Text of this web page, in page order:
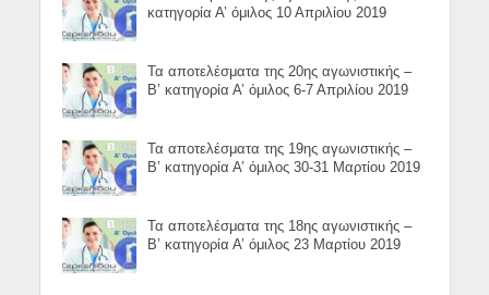
κατηγορία Α’ όμιλος 10 Απριλίου 2019
Τα αποτελέσματα της 20ης αγωνιστικής –
Β’ κατηγορία Α’ όμιλος 6-7 Απριλίου 2019
Τα αποτελέσματα της 19ης αγωνιστικής –
Β’ κατηγορία Α’ όμιλος 30-31 Μαρτίου 2019
Τα αποτελέσματα της 18ης αγωνιστικής –
Β’ κατηγορία Α’ όμιλος 23 Μαρτίου 2019